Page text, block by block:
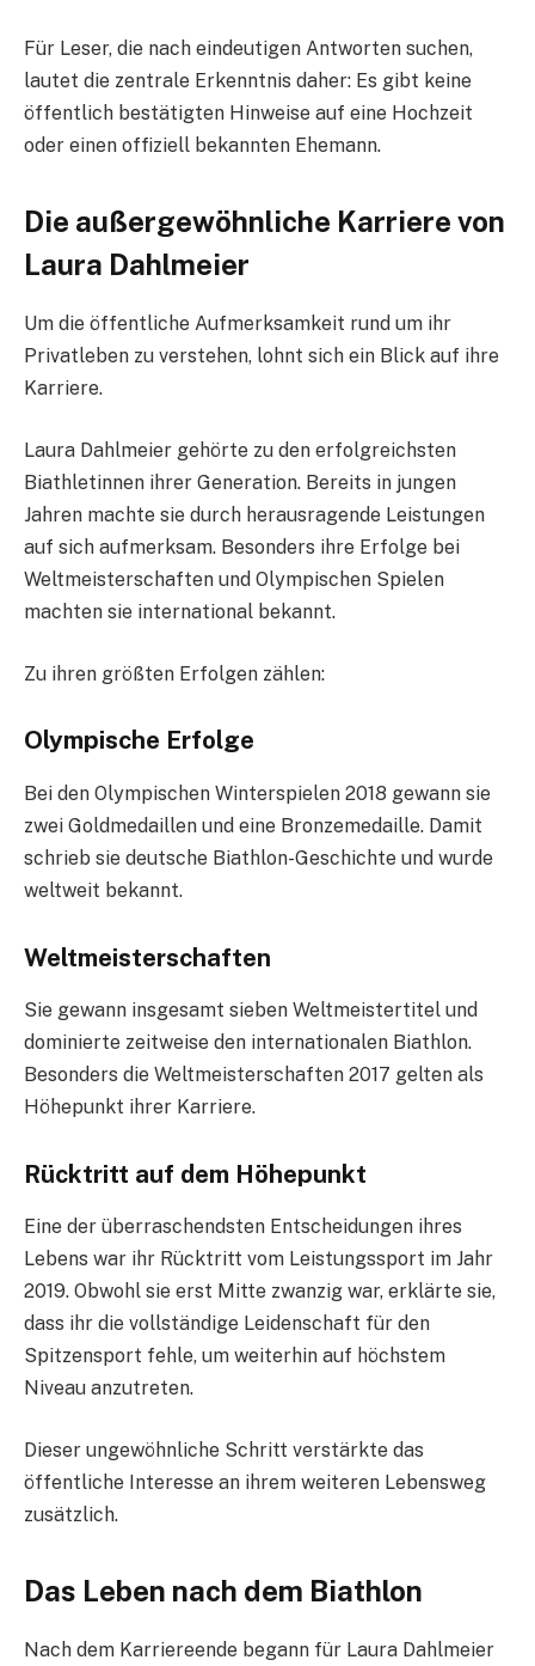
Für Leser, die nach eindeutigen Antworten suchen,
lautet die zentrale Erkenntnis daher: Es gibt keine
öffentlich bestätigten Hinweise auf eine Hochzeit
oder einen offiziell bekannten Ehemann.
Die außergewöhnliche Karriere von
Laura Dahlmeier
Um die öffentliche Aufmerksamkeit rund um ihr
Privatleben zu verstehen, lohnt sich ein Blick auf ihre
Karriere.
Laura Dahlmeier gehörte zu den erfolgreichsten
Biathletinnen ihrer Generation. Bereits in jungen
Jahren machte sie durch herausragende Leistungen
auf sich aufmerksam. Besonders ihre Erfolge bei
Weltmeisterschaften und Olympischen Spielen
machten sie international bekannt.
Zu ihren größten Erfolgen zählen:
Olympische Erfolge
Bei den Olympischen Winterspielen 2018 gewann sie
zwei Goldmedaillen und eine Bronzemedaille. Damit
schrieb sie deutsche Biathlon-Geschichte und wurde
weltweit bekannt.
Weltmeisterschaften
Sie gewann insgesamt sieben Weltmeistertitel und
dominierte zeitweise den internationalen Biathlon.
Besonders die Weltmeisterschaften 2017 gelten als
Höhepunkt ihrer Karriere.
Rücktritt auf dem Höhepunkt
Eine der überraschendsten Entscheidungen ihres
Lebens war ihr Rücktritt vom Leistungssport im Jahr
2019. Obwohl sie erst Mitte zwanzig war, erklärte sie,
dass ihr die vollständige Leidenschaft für den
Spitzensport fehle, um weiterhin auf höchstem
Niveau anzutreten.
Dieser ungewöhnliche Schritt verstärkte das
öffentliche Interesse an ihrem weiteren Lebensweg
zusätzlich.
Das Leben nach dem Biathlon
Nach dem Karriereende begann für Laura Dahlmeier